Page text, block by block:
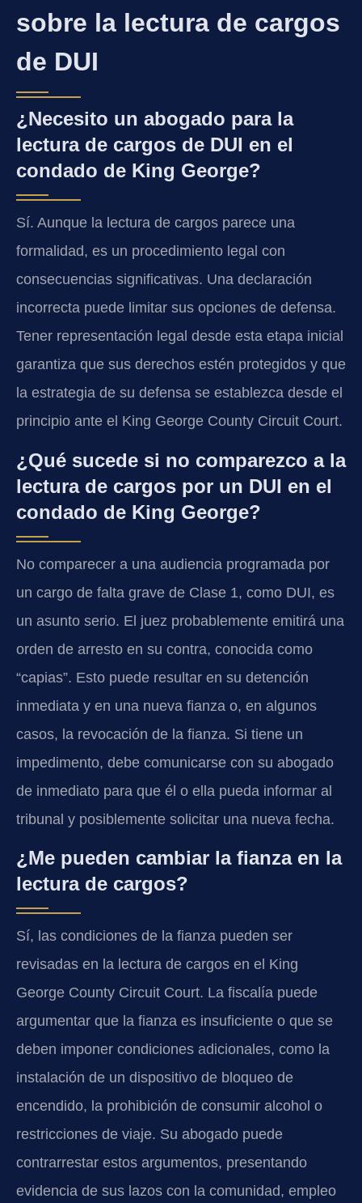
sobre la lectura de cargos
de DUI
¿Necesito un abogado para la
lectura de cargos de DUI en el
condado de King George?
Sí. Aunque la lectura de cargos parece una
formalidad, es un procedimiento legal con
consecuencias significativas. Una declaración
incorrecta puede limitar sus opciones de defensa.
Tener representación legal desde esta etapa inicial
garantiza que sus derechos estén protegidos y que
la estrategia de su defensa se establezca desde el
principio ante el King George County Circuit Court.
¿Qué sucede si no comparezco a la
lectura de cargos por un DUI en el
condado de King George?
No comparecer a una audiencia programada por
un cargo de falta grave de Clase 1, como DUI, es
un asunto serio. El juez probablemente emitirá una
orden de arresto en su contra, conocida como
“capias”. Esto puede resultar en su detención
inmediata y en una nueva fianza o, en algunos
casos, la revocación de la fianza. Si tiene un
impedimento, debe comunicarse con su abogado
de inmediato para que él o ella pueda informar al
tribunal y posiblemente solicitar una nueva fecha.
¿Me pueden cambiar la fianza en la
lectura de cargos?
Sí, las condiciones de la fianza pueden ser
revisadas en la lectura de cargos en el King
George County Circuit Court. La fiscalía puede
argumentar que la fianza es insuficiente o que se
deben imponer condiciones adicionales, como la
instalación de un dispositivo de bloqueo de
encendido, la prohibición de consumir alcohol o
restricciones de viaje. Su abogado puede
contrarrestar estos argumentos, presentando
evidencia de sus lazos con la comunidad, empleo